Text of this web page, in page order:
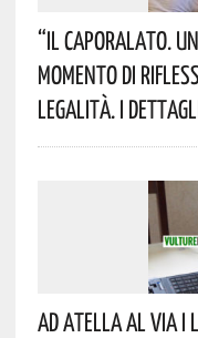
“Il Caporalato.
Momento Di
Legalità. I
Ad Atella Al Via I